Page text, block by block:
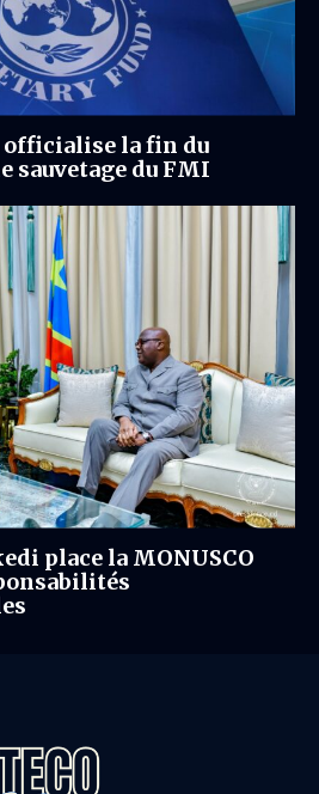
officialise la fin du
sauvetage du FMI
place la MONUSCO